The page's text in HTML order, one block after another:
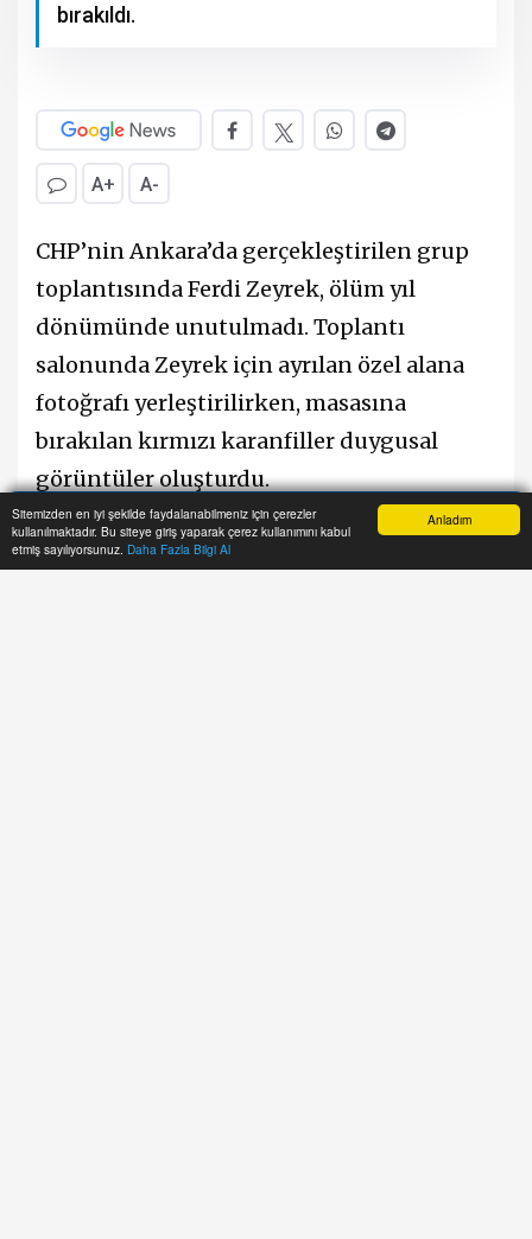
Anladım
Sitemizden en iyi şekilde faydalanabilmeniz için çerezler
kullanılmaktadır. Bu siteye giriş yaparak çerez kullanımını kabul
etmiş sayılıyorsunuz. Daha Fazla Bilgi Al
bırakıldı.
A+ A-
CHP’nin Ankara’da gerçekleştirilen grup
toplantısında Ferdi Zeyrek, ölüm yıl
dönümünde unutulmadı. Toplantı
salonunda Zeyrek için ayrılan özel alana
fotoğrafı yerleştirilirken, masasına
bırakılan kırmızı karanfiller duygusal
görüntüler oluşturdu.
Salondaki anma köşesi dikkat çekerken,
Anasayfa Yazarlar Haber Ara İhbar Hattı Menu